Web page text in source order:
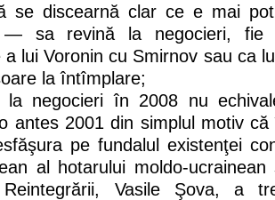
se discearnă clar ce e mai
— sa revină la negocieri, fie
a lui Voronin cu Smirnov sau ca
la întîmplare;
la negocieri în 2008 nu
antes 2001 din simplul motiv
pe fundalul existenţei
al hotarului moldo-
Reintegrării, Vasile Şova, a